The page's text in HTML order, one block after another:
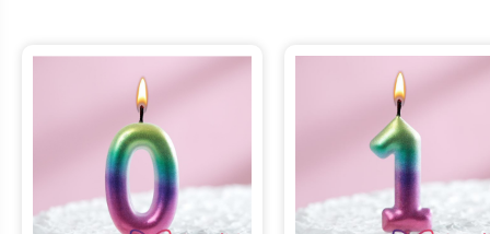
Груша-кофе-
шоколад
Наполеон
Классический